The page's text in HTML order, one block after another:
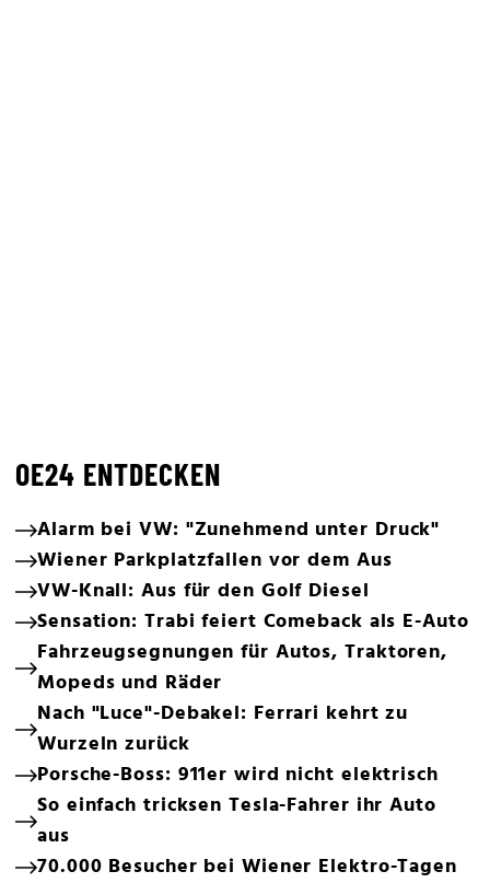
OE24 ENTDECKEN
Alarm bei VW: "Zunehmend unter Druck"
Wiener Parkplatzfallen vor dem Aus
VW-Knall: Aus für den Golf Diesel
Sensation: Trabi feiert Comeback als E-Auto
Fahrzeugsegnungen für Autos, Traktoren,
Mopeds und Räder
Nach "Luce"-Debakel: Ferrari kehrt zu
Wurzeln zurück
Porsche-Boss: 911er wird nicht elektrisch
So einfach tricksen Tesla-Fahrer ihr Auto
aus
70.000 Besucher bei Wiener Elektro-Tagen